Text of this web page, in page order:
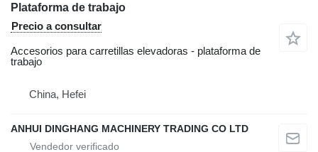
Plataforma de trabajo
Precio a consultar
Accesorios para carretillas elevadoras - plataforma de
trabajo
China, Hefei
ANHUI DINGHANG MACHINERY TRADING CO LTD